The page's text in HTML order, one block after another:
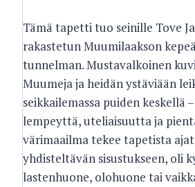
Tämä tapetti tuo seinille Tove
rakastetun Muumilaakson
tunnelman. Mustavalkoinen
Muumeja ja heidän ystäviään
seikkailemassa puiden keskellä
lempeyttä, uteliaisuutta ja
värimaailma tekee tapetista
yhdisteltävän sisustukseen, oli
lastenhuone, olohuone tai